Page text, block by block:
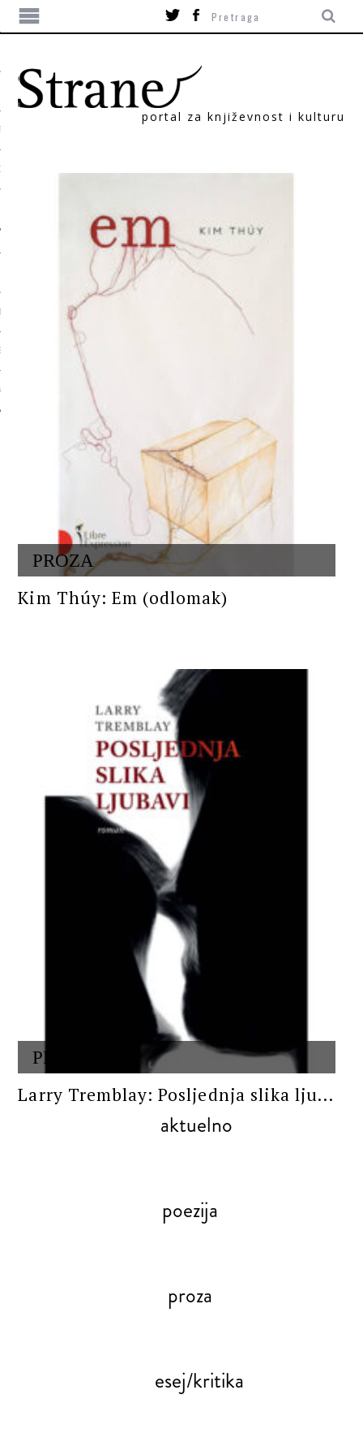
portal za književnost i kulturu
PROZA
Kim Thúy: Em (odlomak)
PROZA
Larry Tremblay: Posljednja slika lju...
aktuelno
poezija
proza
esej/kritika